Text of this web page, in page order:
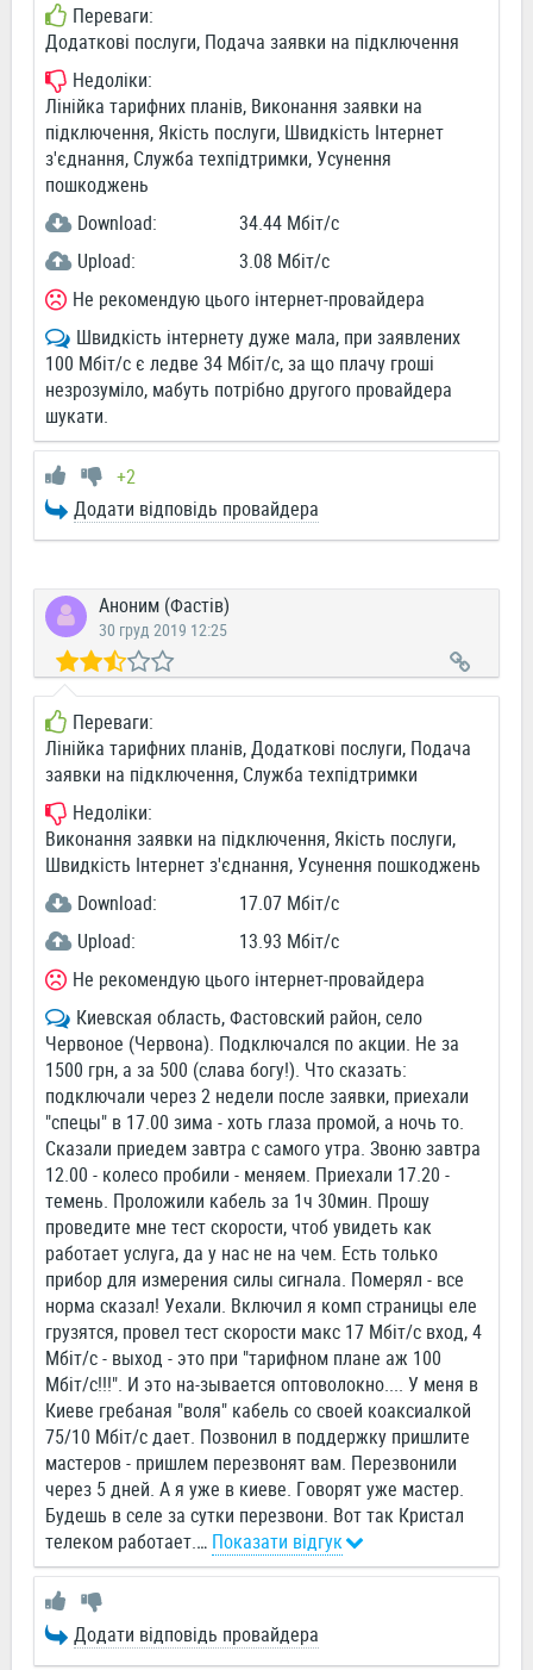
Переваги:
Додаткові послуги, Подача заявки на підключення
Недоліки:
Лінійка тарифних планів, Виконання заявки на
підключення, Якість послуги, Швидкість Інтернет
з'єднання, Служба техпідтримки, Усунення
пошкоджень
Download:
34.44 Мбіт/c
Upload:
3.08 Мбіт/c
Не рекомендую цього інтернет-провайдера
Швидкість інтернету дуже мала, при заявлених
100 Мбіт/с є ледве 34 Мбіт/с, за що плачу гроші
незрозуміло, мабуть потрібно другого провайдера
шукати.
+2
Додати відповідь провайдера
Аноним (Фастів)
30 груд 2019 12:25
Переваги:
Лінійка тарифних планів, Додаткові послуги, Подача
заявки на підключення, Служба техпідтримки
Недоліки:
Виконання заявки на підключення, Якість послуги,
Швидкість Інтернет з'єднання, Усунення пошкоджень
Download:
17.07 Мбіт/c
Upload:
13.93 Мбіт/c
Не рекомендую цього інтернет-провайдера
Киевская область, Фастовский район, село
Червоное (Червона). Подключался по акции. Не за
1500 грн, а за 500 (слава богу!). Что сказать:
подключали через 2 недели после заявки, приехали
"спецы" в 17.00 зима - хоть глаза промой, а ночь то.
Сказали приедем завтра с самого утра. Звоню завтра
12.00 - колесо пробили - меняем. Приехали 17.20 -
темень. Проложили кабель за 1ч 30мин. Прошу
проведите мне тест скорости, чтоб увидеть как
работает услуга, да у нас не на чем. Есть только
прибор для измерения силы сигнала. Померял - все
норма сказал! Уехали. Включил я комп страницы еле
грузятся, провел тест скорости макс 17 Мбіт/с вход, 4
Мбіт/с - выход - это при "тарифном плане аж 100
Мбіт/с!!!". И это на-зывается оптоволокно.... У меня в
Киеве гребаная "воля" кабель со своей коаксиалкой
75/10 Мбіт/с дает. Позвонил в поддержку пришлите
мастеров - пришлем перезвонят вам. Перезвонили
через 5 дней. А я уже в киеве. Говорят уже мастер.
Будешь в селе за сутки перезвони. Вот так Кристал
телеком работает.… Показати відгук
Додати відповідь провайдера